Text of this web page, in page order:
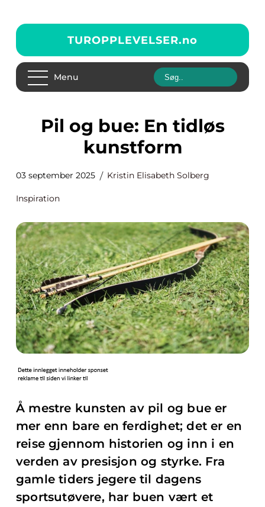
TUROPPLEVELSER.no
Menu
Pil og bue: En tidløs
kunstform
03 september 2025 Kristin Elisabeth Solberg
Inspiration
Å mestre kunsten av pil og bue er
mer enn bare en ferdighet; det er en
reise gjennom historien og inn i en
verden av presisjon og styrke. Fra
gamle tiders jegere til dagens
sportsutøvere, har buen vært et